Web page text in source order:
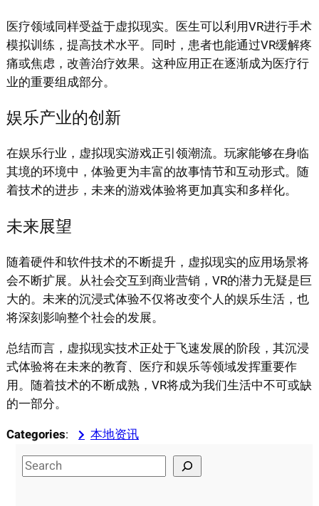
医疗领域同样受益于虚拟现实。医生可以利用VR进行手术
模拟训练，提高技术水平。同时，患者也能通过VR缓解疼
痛或焦虑，改善治疗效果。这种应用正在逐渐成为医疗行
业的重要组成部分。
娱乐产业的创新
在娱乐行业，虚拟现实游戏正引领潮流。玩家能够在身临
其境的环境中，体验更为丰富的故事情节和互动形式。随
着技术的进步，未来的游戏体验将更加真实和多样化。
未来展望
随着硬件和软件技术的不断提升，虚拟现实的应用场景将
会不断扩展。从社会交互到商业营销，VR的潜力无疑是巨
大的。未来的沉浸式体验不仅将改变个人的娱乐生活，也
将深刻影响整个社会的发展。
总结而言，虚拟现实技术正处于飞速发展的阶段，其沉浸
式体验将在未来的教育、医疗和娱乐等领域发挥重要作
用。随着技术的不断成熟，VR将成为我们生活中不可或缺
的一部分。
Categories:
本地资讯
S
e